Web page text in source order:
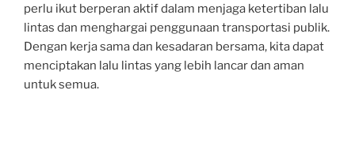
perlu ikut berperan aktif dalam menjaga ketertiban lalu
lintas dan menghargai penggunaan transportasi publik.
Dengan kerja sama dan kesadaran bersama, kita dapat
menciptakan lalu lintas yang lebih lancar dan aman
untuk semua.